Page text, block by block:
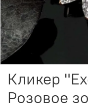
Кликер
Розовое